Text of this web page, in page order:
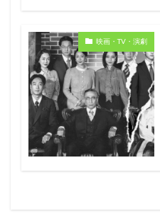
映画・TV・演劇